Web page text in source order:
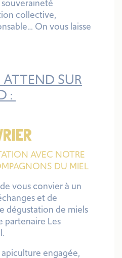
collective,
On vous laisse
SUR
:
AVEC NOTRE
DU MIEL
vous convier à un
et de
dégustation de miels
partenaire Les
engagée,